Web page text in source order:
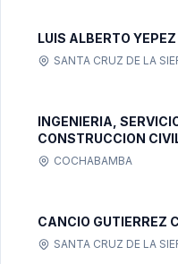
LUIS ALBERTO
SANTA CRUZ DE LA
INGENIERIA,
CONSTRUCCION
S.R.L.COCHABAMBA
CANCIO GUTIERREZ
SANTA CRUZ DE LA